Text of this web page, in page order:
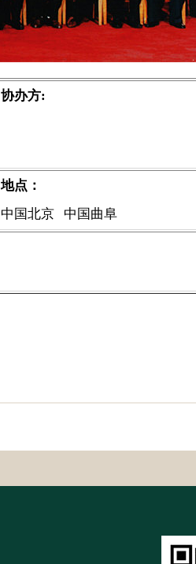
协办方:
地点：
中国北京 中国曲阜